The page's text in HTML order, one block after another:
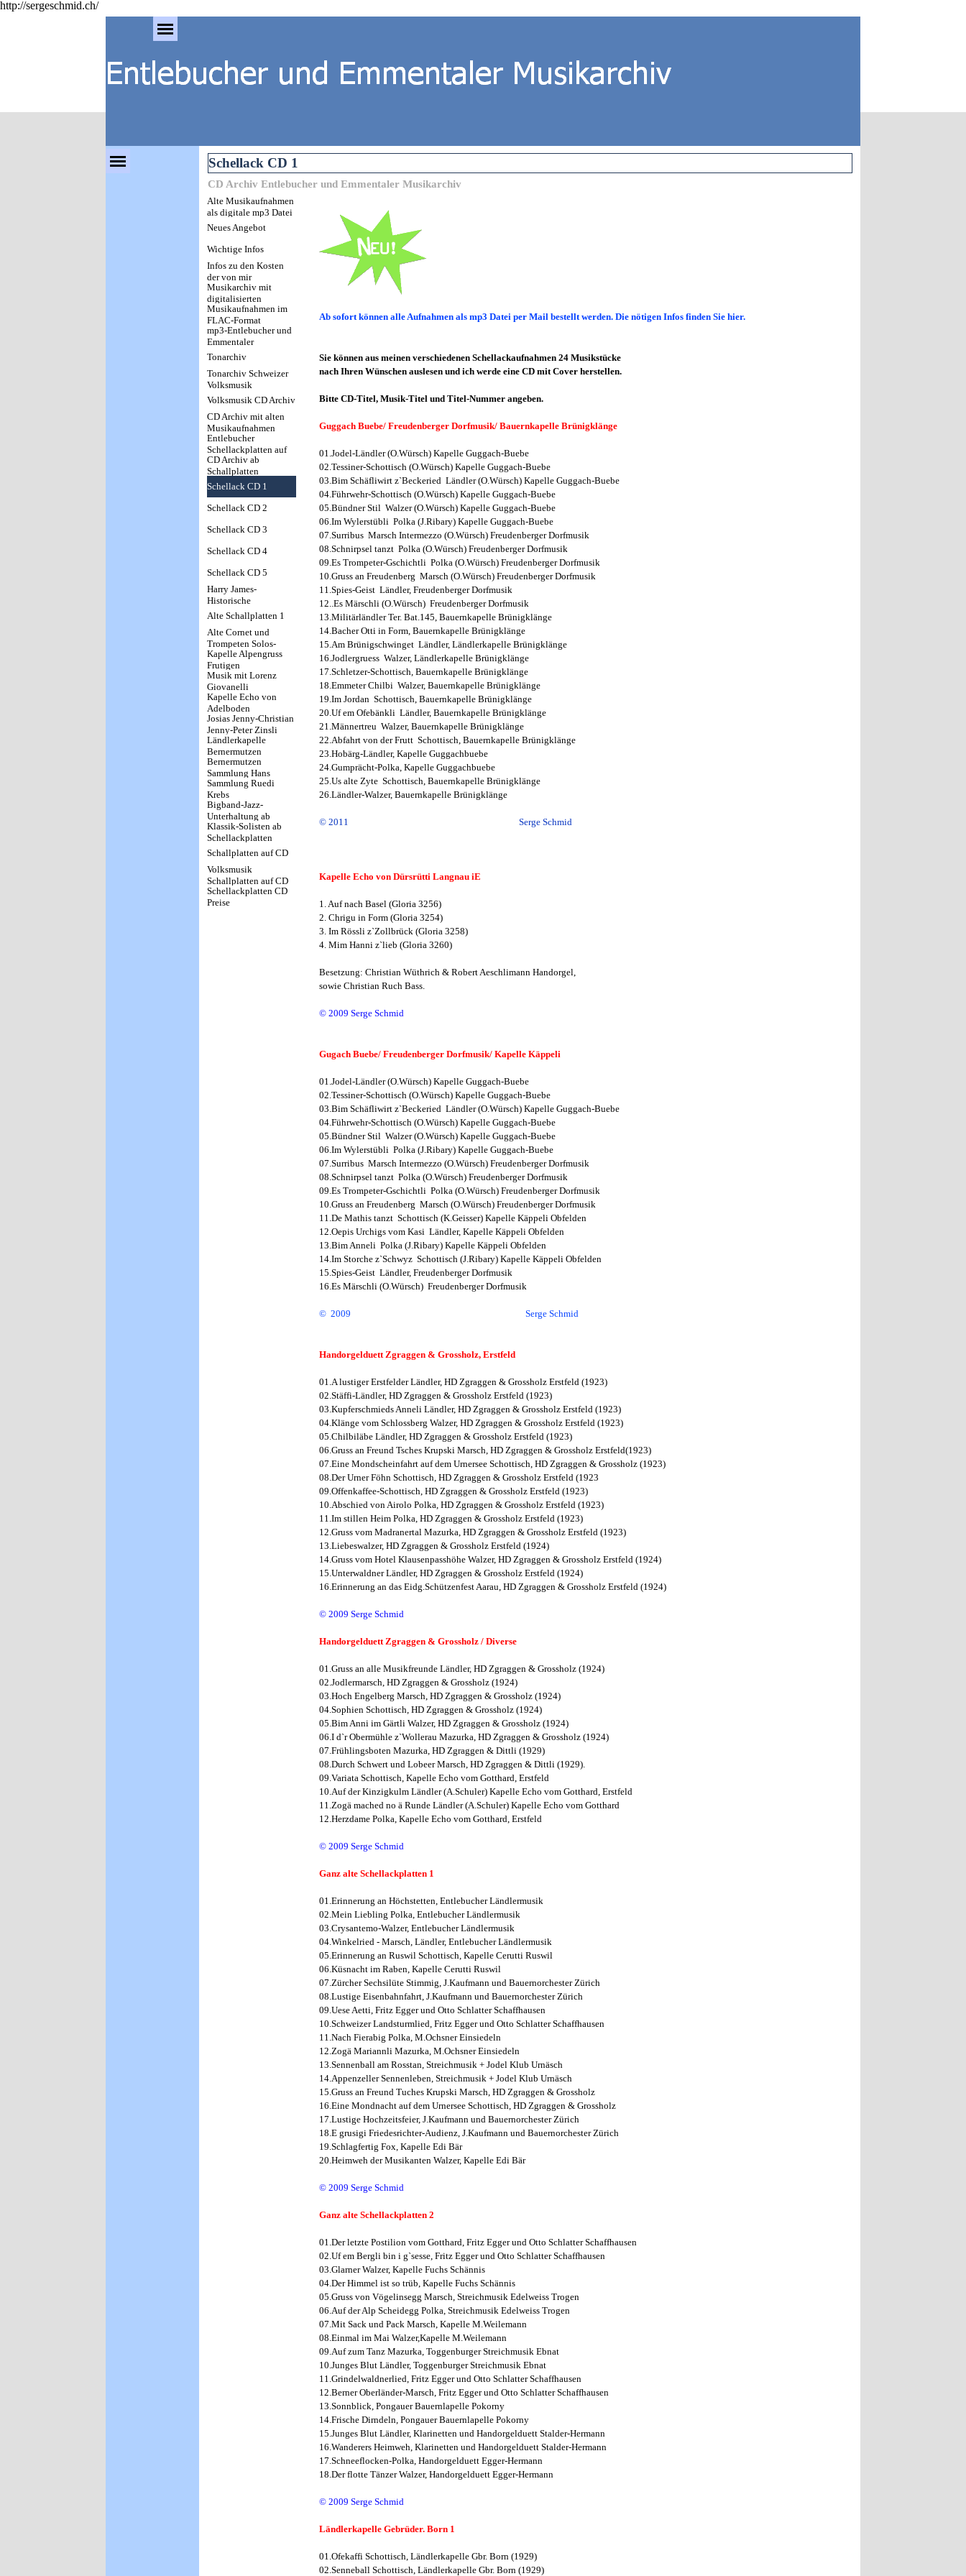
http://sergeschmid.ch/
Direkt zum Seiteninhalt
Menü überspringen
Menü überspringen
Schellack CD 1
CD Archiv Entlebucher und Emmentaler Musikarchiv
Alte Musikaufnahmen
als digitale mp3 Datei
Neues Angebot
Wichtige Infos
Infos zu den Kosten
der von mir
hergestellten CDs
Musikarchiv mit
digitalisierten
analogen
Volksmusiktonträgern
Musikaufnahmen im
FLAC-Format
mp3-Entlebucher und
Emmentaler
Musikarchiv
Tonarchiv
Tonarchiv Schweizer
Volksmusik
Volksmusik CD Archiv
CD Archiv mit alten
Musikaufnahmen
Entlebucher
Schellackplatten auf
CD
CD Archiv ab
Schallplatten
Schellack CD 1
Schellack CD 2
Schellack CD 3
Schellack CD 4
Schellack CD 5
Harry James-
Historische
Aufnahmen ab
Schellackplatten
Alte Schallplatten 1
Alte Cornet und
Trompeten Solos-
Blasmusik-Brassband
Kapelle Alpengruss
Frutigen
Musik mit Lorenz
Giovanelli
Kapelle Echo von
Adelboden
Josias Jenny-Christian
Jenny-Peter Zinsli
Ländlerkapelle
Bernermutzen
(Gottfried Stucki und
Max Weilenmann)
Bernermutzen
Sammlung Hans
Gfeller
Sammlung Ruedi
Krebs
Bigband-Jazz-
Unterhaltung ab
Schellack
Klassik-Solisten ab
Schellackplatten
Schallplatten auf CD
Volksmusik
Schallplatten auf CD
Schellackplatten CD
Preise
Ab sofort können alle Aufnahmen als mp3 Datei per Mail bestellt werden. Die nötigen Infos finden Sie hier.
Sie können aus meinen verschiedenen Schellackaufnahmen 24 Musikstücke
nach Ihren Wünschen auslesen und ich werde eine CD mit Cover herstellen.
Bitte CD-Titel, Musik-Titel und Titel-Nummer angeben.
Guggach Buebe/ Freudenberger Dorfmusik/ Bauernkapelle Brünigklänge
01.Jodel-Ländler (O.Würsch) Kapelle Guggach-Buebe
02.Tessiner-Schottisch (O.Würsch) Kapelle Guggach-Buebe
03.Bim Schäfliwirt z`Beckeried Ländler (O.Würsch) Kapelle Guggach-Buebe
04.Führwehr-Schottisch (O.Würsch) Kapelle Guggach-Buebe
05.Bündner Stil Walzer (O.Würsch) Kapelle Guggach-Buebe
06.Im Wylerstübli Polka (J.Ribary) Kapelle Guggach-Buebe
07.Surribus Marsch Intermezzo (O.Würsch) Freudenberger Dorfmusik
08.Schnirpsel tanzt Polka (O.Würsch) Freudenberger Dorfmusik
09.Es Trompeter-Gschichtli Polka (O.Würsch) Freudenberger Dorfmusik
10.Gruss an Freudenberg Marsch (O.Würsch) Freudenberger Dorfmusik
11.Spies-Geist Ländler, Freudenberger Dorfmusik
12..Es Märschli (O.Würsch) Freudenberger Dorfmusik
13.Militärländler Ter. Bat.145, Bauernkapelle Brünigklänge
14.Bacher Otti in Form, Bauernkapelle Brünigklänge
15.Am Brünigschwinget Ländler, Ländlerkapelle Brünigklänge
16.Jodlergruess Walzer, Ländlerkapelle Brünigklänge
17.Schletzer-Schottisch, Bauernkapelle Brünigklänge
18.Emmeter Chilbi Walzer, Bauernkapelle Brünigklänge
19.Im Jordan Schottisch, Bauernkapelle Brünigklänge
20.Uf em Ofebänkli Ländler, Bauernkapelle Brünigklänge
21.Männertreu Walzer, Bauernkapelle Brünigklänge
22.Abfahrt von der Frutt Schottisch, Bauernkapelle Brünigklänge
23.Hobärg-Ländler, Kapelle Guggachbuebe
24.Gumprächt-Polka, Kapelle Guggachbuebe
25.Us alte Zyte Schottisch, Bauernkapelle Brünigklänge
26.Ländler-Walzer, Bauernkapelle Brünigklänge
© 2011 Serge Schmid
Kapelle Echo von Dürsrütti Langnau iE
1. Auf nach Basel (Gloria 3256)
2. Chrigu in Form (Gloria 3254)
3. Im Rössli z`Zollbrück (Gloria 3258)
4. Mim Hanni z`lieb (Gloria 3260)
Besetzung: Christian Wüthrich & Robert Aeschlimann Handorgel,
sowie Christian Ruch Bass.
© 2009 Serge Schmid
Gugach Buebe/ Freudenberger Dorfmusik/ Kapelle Käppeli
01.Jodel-Ländler (O.Würsch) Kapelle Guggach-Buebe
02.Tessiner-Schottisch (O.Würsch) Kapelle Guggach-Buebe
03.Bim Schäfliwirt z`Beckeried Ländler (O.Würsch) Kapelle Guggach-Buebe
04.Führwehr-Schottisch (O.Würsch) Kapelle Guggach-Buebe
05.Bündner Stil Walzer (O.Würsch) Kapelle Guggach-Buebe
06.Im Wylerstübli Polka (J.Ribary) Kapelle Guggach-Buebe
07.Surribus Marsch Intermezzo (O.Würsch) Freudenberger Dorfmusik
08.Schnirpsel tanzt Polka (O.Würsch) Freudenberger Dorfmusik
09.Es Trompeter-Gschichtli Polka (O.Würsch) Freudenberger Dorfmusik
10.Gruss an Freudenberg Marsch (O.Würsch) Freudenberger Dorfmusik
11.De Mathis tanzt Schottisch (K.Geisser) Kapelle Käppeli Obfelden
12.Oepis Urchigs vom Kasi Ländler, Kapelle Käppeli Obfelden
13.Bim Anneli Polka (J.Ribary) Kapelle Käppeli Obfelden
14.Im Storche z`Schwyz Schottisch (J.Ribary) Kapelle Käppeli Obfelden
15.Spies-Geist Ländler, Freudenberger Dorfmusik
16.Es Märschli (O.Würsch) Freudenberger Dorfmusik
© 2009 Serge Schmid
Handorgelduett Zgraggen & Grossholz, Erstfeld
01.A lustiger Erstfelder Ländler, HD Zgraggen & Grossholz Erstfeld (1923)
02.Stäffi-Ländler, HD Zgraggen & Grossholz Erstfeld (1923)
03.Kupferschmieds Anneli Ländler, HD Zgraggen & Grossholz Erstfeld (1923)
04.Klänge vom Schlossberg Walzer, HD Zgraggen & Grossholz Erstfeld (1923)
05.Chilbiläbe Ländler, HD Zgraggen & Grossholz Erstfeld (1923)
06.Gruss an Freund Tsches Krupski Marsch, HD Zgraggen & Grossholz Erstfeld(1923)
07.Eine Mondscheinfahrt auf dem Urnersee Schottisch, HD Zgraggen & Grossholz (1923)
08.Der Urner Föhn Schottisch, HD Zgraggen & Grossholz Erstfeld (1923
09.Offenkaffee-Schottisch, HD Zgraggen & Grossholz Erstfeld (1923)
10.Abschied von Airolo Polka, HD Zgraggen & Grossholz Erstfeld (1923)
11.Im stillen Heim Polka, HD Zgraggen & Grossholz Erstfeld (1923)
12.Gruss vom Madranertal Mazurka, HD Zgraggen & Grossholz Erstfeld (1923)
13.Liebeswalzer, HD Zgraggen & Grossholz Erstfeld (1924)
14.Gruss vom Hotel Klausenpasshöhe Walzer, HD Zgraggen & Grossholz Erstfeld (1924)
15.Unterwaldner Ländler, HD Zgraggen & Grossholz Erstfeld (1924)
16.Erinnerung an das Eidg.Schützenfest Aarau, HD Zgraggen & Grossholz Erstfeld (1924)
© 2009 Serge Schmid
Handorgelduett Zgraggen & Grossholz / Diverse
01.Gruss an alle Musikfreunde Ländler, HD Zgraggen & Grossholz (1924)
02.Jodlermarsch, HD Zgraggen & Grossholz (1924)
03.Hoch Engelberg Marsch, HD Zgraggen & Grossholz (1924)
04.Sophien Schottisch, HD Zgraggen & Grossholz (1924)
05.Bim Anni im Gärtli Walzer, HD Zgraggen & Grossholz (1924)
06.I d`r Obermühle z`Wollerau Mazurka, HD Zgraggen & Grossholz (1924)
07.Frühlingsboten Mazurka, HD Zgraggen & Dittli (1929)
08.Durch Schwert und Lobeer Marsch, HD Zgraggen & Dittli (1929).
09.Variata Schottisch, Kapelle Echo vom Gotthard, Erstfeld
10.Auf der Kinzigkulm Ländler (A.Schuler) Kapelle Echo vom Gotthard, Erstfeld
11.Zogä mached no ä Runde Ländler (A.Schuler) Kapelle Echo vom Gotthard
12.Herzdame Polka, Kapelle Echo vom Gotthard, Erstfeld
© 2009 Serge Schmid
Ganz alte Schellackplatten 1
01.Erinnerung an Höchstetten, Entlebucher Ländlermusik
02.Mein Liebling Polka, Entlebucher Ländlermusik
03.Crysantemo-Walzer, Entlebucher Ländlermusik
04.Winkelried - Marsch, Ländler, Entlebucher Ländlermusik
05.Erinnerung an Ruswil Schottisch, Kapelle Cerutti Ruswil
06.Küsnacht im Raben, Kapelle Cerutti Ruswil
07.Zürcher Sechsilüte Stimmig, J.Kaufmann und Bauernorchester Zürich
08.Lustige Eisenbahnfahrt, J.Kaufmann und Bauernorchester Zürich
09.Uese Aetti, Fritz Egger und Otto Schlatter Schaffhausen
10.Schweizer Landsturmlied, Fritz Egger und Otto Schlatter Schaffhausen
11.Nach Fierabig Polka, M.Ochsner Einsiedeln
12.Zogä Mariannli Mazurka, M.Ochsner Einsiedeln
13.Sennenball am Rosstan, Streichmusik + Jodel Klub Urnäsch
14.Appenzeller Sennenleben, Streichmusik + Jodel Klub Urnäsch
15.Gruss an Freund Tuches Krupski Marsch, HD Zgraggen & Grossholz
16.Eine Mondnacht auf dem Urnersee Schottisch, HD Zgraggen & Grossholz
17.Lustige Hochzeitsfeier, J.Kaufmann und Bauernorchester Zürich
18.E grusigi Friedesrichter-Audienz, J.Kaufmann und Bauernorchester Zürich
19.Schlagfertig Fox, Kapelle Edi Bär
20.Heimweh der Musikanten Walzer, Kapelle Edi Bär
© 2009 Serge Schmid
Ganz alte Schellackplatten 2
01.Der letzte Postilion vom Gotthard, Fritz Egger und Otto Schlatter Schaffhausen
02.Uf em Bergli bin i g`sesse, Fritz Egger und Otto Schlatter Schaffhausen
03.Glarner Walzer, Kapelle Fuchs Schännis
04.Der Himmel ist so trüb, Kapelle Fuchs Schännis
05.Gruss von Vögelinsegg Marsch, Streichmusik Edelweiss Trogen
06.Auf der Alp Scheidegg Polka, Streichmusik Edelweiss Trogen
07.Mit Sack und Pack Marsch, Kapelle M.Weilemann
08.Einmal im Mai Walzer,Kapelle M.Weilemann
09.Auf zum Tanz Mazurka, Toggenburger Streichmusik Ebnat
10.Junges Blut Ländler, Toggenburger Streichmusik Ebnat
11.Grindelwaldnerlied, Fritz Egger und Otto Schlatter Schaffhausen
12.Berner Oberländer-Marsch, Fritz Egger und Otto Schlatter Schaffhausen
13.Sonnblick, Pongauer Bauernlapelle Pokorny
14.Frische Dirndeln, Pongauer Bauernlapelle Pokorny
15.Junges Blut Ländler, Klarinetten und Handorgelduett Stalder-Hermann
16.Wanderers Heimweh, Klarinetten und Handorgelduett Stalder-Hermann
17.Schneeflocken-Polka, Handorgelduett Egger-Hermann
18.Der flotte Tänzer Walzer, Handorgelduett Egger-Hermann
© 2009 Serge Schmid
Ländlerkapelle Gebrüder. Born 1
01.Ofekaffi Schottisch, Ländlerkapelle Gbr. Born (1929)
02.Senneball Schottisch, Ländlerkapelle Gbr. Born (1929)